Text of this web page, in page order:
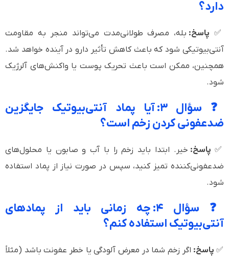
دارد؟
✅ پاسخ: بله، مصرف طولانی‌مدت می‌تواند منجر به مقاومت
آنتی‌بیوتیکی شود که باعث کاهش تأثیر دارو در آینده خواهد شد.
همچنین، ممکن است باعث تحریک پوست یا واکنش‌های آلرژیک
شود.
❓ سؤال ۳: آیا پماد آنتی‌بیوتیک جایگزین
ضدعفونی کردن زخم است؟
✅ پاسخ: خیر. ابتدا باید زخم را با آب و صابون یا محلول‌های
ضدعفونی‌کننده تمیز کنید، سپس در صورت نیاز از پماد استفاده
شود.
❓ سؤال ۴: چه زمانی باید از پمادهای
آنتی‌بیوتیک استفاده کنم؟
✅ پاسخ: اگر زخم شما در معرض آلودگی یا خطر عفونت باشد (مثلاً